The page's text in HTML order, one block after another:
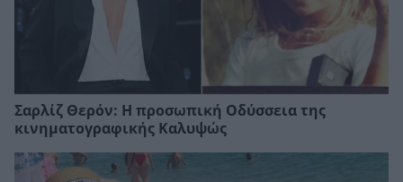
Σαρλίζ Θερόν: Η προσωπική Οδύσσεια της
κινηματογραφικής Καλυψώς